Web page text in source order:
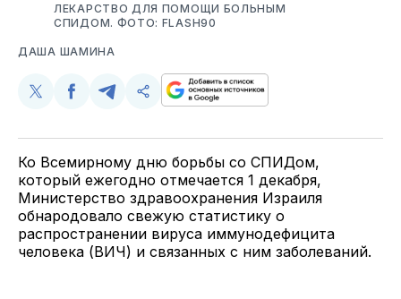
ЛЕКАРСТВО ДЛЯ ПОМОЩИ БОЛЬНЫМ
СПИДОМ. ФОТО: FLASH90
ДАША ШАМИНА
Поделиться
Twitter
Поделиться
Facebook
Поделиться
Telegram
Скопируйте
поделитесь
ссылкой
Ко Всемирному дню борьбы со СПИДом,
который ежегодно отмечается 1 декабря,
Министерство здравоохранения Израиля
обнародовало свежую статистику о
распространении вируса иммунодефицита
человека (ВИЧ) и связанных с ним заболеваний.